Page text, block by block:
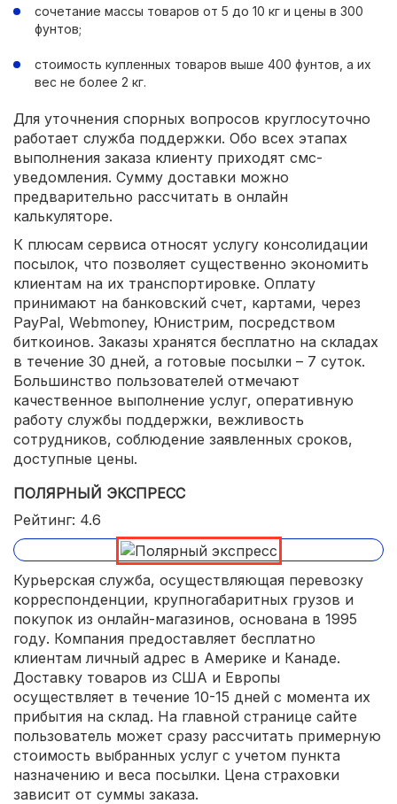
сочетание массы товаров от 5 до 10 кг и цены в 300
фунтов;
стоимость купленных товаров выше 400 фунтов, а их
вес не более 2 кг.
Для уточнения спорных вопросов круглосуточно
работает служба поддержки. Обо всех этапах
выполнения заказа клиенту приходят смс-
уведомления. Сумму доставки можно
предварительно рассчитать в онлайн
калькуляторе.
К плюсам сервиса относят услугу консолидации
посылок, что позволяет существенно экономить
клиентам на их транспортировке. Оплату
принимают на банковский счет, картами, через
PayPal, Webmoney, Юнистрим, посредством
биткоинов. Заказы хранятся бесплатно на складах
в течение 30 дней, а готовые посылки – 7 суток.
Большинство пользователей отмечают
качественное выполнение услуг, оперативную
работу службы поддержки, вежливость
сотрудников, соблюдение заявленных сроков,
доступные цены.
ПОЛЯРНЫЙ ЭКСПРЕСС
Рейтинг: 4.6
Курьерская служба, осуществляющая перевозку
корреспонденции, крупногабаритных грузов и
покупок из онлайн-магазинов, основана в 1995
году. Компания предоставляет бесплатно
клиентам личный адрес в Америке и Канаде.
Доставку товаров из США и Европы
осуществляет в течение 10-15 дней с момента их
прибытия на склад. На главной странице сайте
пользователь может сразу рассчитать примерную
стоимость выбранных услуг с учетом пункта
назначению и веса посылки. Цена страховки
зависит от суммы заказа.